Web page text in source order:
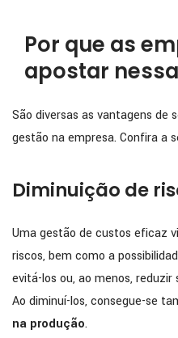
Por que as
apostar
São diversas as vantagens de
gestão na empresa. Confira a
Diminuição de
Uma gestão de custos eficaz
riscos, bem como a
evitá-los ou, ao menos,
Ao diminuí-los, consegue-se
na produção.